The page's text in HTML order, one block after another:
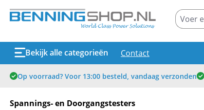
Ga naar de hoofdnavigatie
Bekijk alle categorieën Contact
Op voorraad? Voor 13:00 besteld, vandaag verzonden
Spannings- en Doorgangstesters